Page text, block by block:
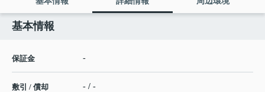
基本情報
保証金 -
敷引 / 償却 - / -